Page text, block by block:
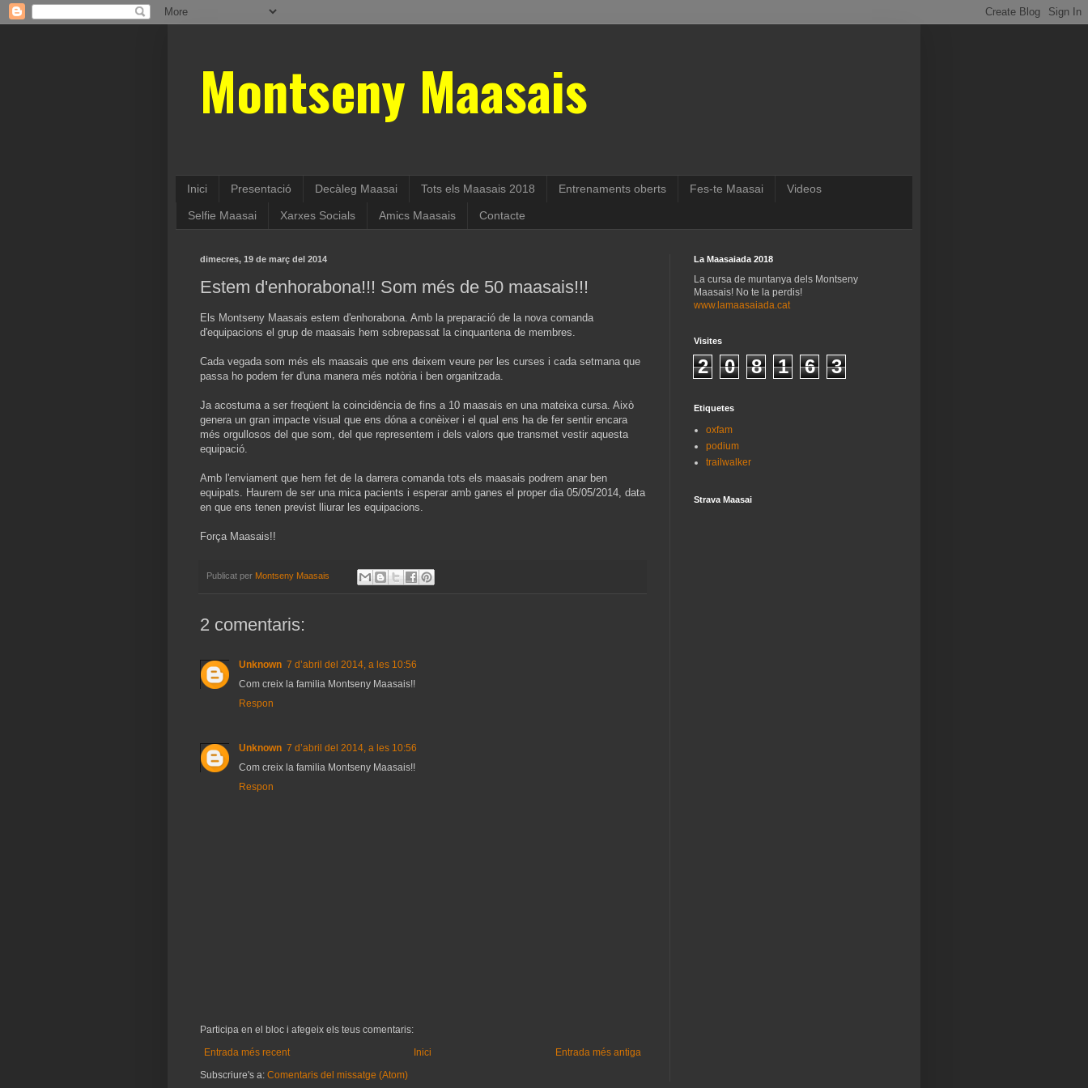
Montseny Maasais
Inici Presentació Decàleg Maasai Tots els Maasais 2018 Entrenaments oberts Fes-te Maasai Videos
Selfie Maasai Xarxes Socials Amics Maasais Contacte
dimecres, 19 de març del 2014
Estem d'enhorabona!!! Som més de 50 maasais!!!
Els Montseny Maasais estem d'enhorabona. Amb la preparació de la nova comanda
d'equipacions el grup de maasais hem sobrepassat la cinquantena de membres.
Cada vegada som més els maasais que ens deixem veure per les curses i cada setmana que
passa ho podem fer d'una manera més notòria i ben organitzada.
Ja acostuma a ser freqüent la coincidència de fins a 10 maasais en una mateixa cursa. Això
genera un gran impacte visual que ens dóna a conèixer i el qual ens ha de fer sentir encara
més orgullosos del que som, del que representem i dels valors que transmet vestir aquesta
equipació.
Amb l'enviament que hem fet de la darrera comanda tots els maasais podrem anar ben
equipats. Haurem de ser una mica pacients i esperar amb ganes el proper dia 05/05/2014, data
en que ens tenen previst lliurar les equipacions.
Força Maasais!!
Publicat per Montseny Maasais
2 comentaris:
Unknown 7 d’abril del 2014, a les 10:56
Com creix la familia Montseny Maasais!!
Respon
Unknown 7 d’abril del 2014, a les 10:56
Com creix la familia Montseny Maasais!!
Respon
Participa en el bloc i afegeix els teus comentaris:
Entrada més recent
Entrada més antiga
Inici
Subscriure's a: Comentaris del missatge (Atom)
La Maasaiada 2018
La cursa de muntanya dels Montseny
Maasais! No te la perdis!
www.lamaasaiada.cat
Visites
2 0 8 1 6 3
Etiquetes
oxfam
podium
trailwalker
Strava Maasai